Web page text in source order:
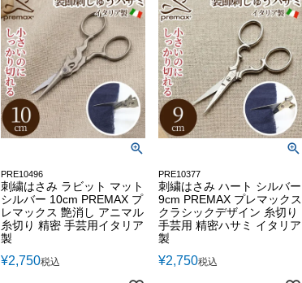
PRE10496
刺繍はさみ ラビット マット
シルバー 10cm PREMAX プ
レマックス 艶消し アニマル
糸切り 精密 手芸用イタリア
製
¥2,750税込
PRE10377
刺繍はさみ ハート シルバー
9cm PREMAX プレマックス
クラシックデザイン 糸切り
手芸用 精密ハサミ イタリア
製
¥2,750税込